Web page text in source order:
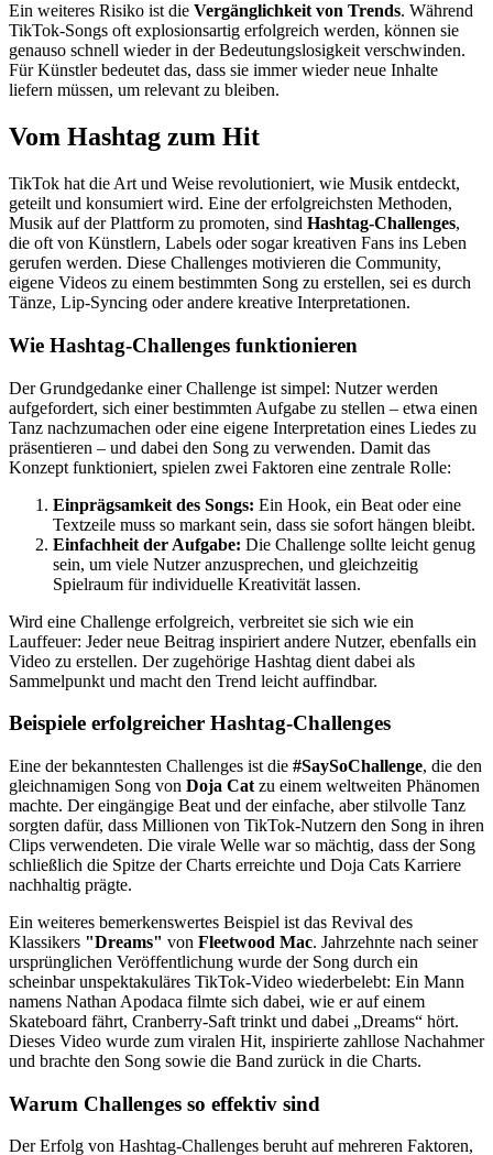
Ein weiteres Risiko ist die Vergänglichkeit von Trends. Während
TikTok-Songs oft explosionsartig erfolgreich werden, können sie
genauso schnell wieder in der Bedeutungslosigkeit verschwinden.
Für Künstler bedeutet das, dass sie immer wieder neue Inhalte
liefern müssen, um relevant zu bleiben.
Vom Hashtag zum Hit
TikTok hat die Art und Weise revolutioniert, wie Musik entdeckt,
geteilt und konsumiert wird. Eine der erfolgreichsten Methoden,
Musik auf der Plattform zu promoten, sind Hashtag-Challenges,
die oft von Künstlern, Labels oder sogar kreativen Fans ins Leben
gerufen werden. Diese Challenges motivieren die Community,
eigene Videos zu einem bestimmten Song zu erstellen, sei es durch
Tänze, Lip-Syncing oder andere kreative Interpretationen.
Wie Hashtag-Challenges funktionieren
Der Grundgedanke einer Challenge ist simpel: Nutzer werden
aufgefordert, sich einer bestimmten Aufgabe zu stellen – etwa einen
Tanz nachzumachen oder eine eigene Interpretation eines Liedes zu
präsentieren – und dabei den Song zu verwenden. Damit das
Konzept funktioniert, spielen zwei Faktoren eine zentrale Rolle:
Einprägsamkeit des Songs: Ein Hook, ein Beat oder eine
Textzeile muss so markant sein, dass sie sofort hängen bleibt.
Einfachheit der Aufgabe: Die Challenge sollte leicht genug
sein, um viele Nutzer anzusprechen, und gleichzeitig
Spielraum für individuelle Kreativität lassen.
Wird eine Challenge erfolgreich, verbreitet sie sich wie ein
Lauffeuer: Jeder neue Beitrag inspiriert andere Nutzer, ebenfalls ein
Video zu erstellen. Der zugehörige Hashtag dient dabei als
Sammelpunkt und macht den Trend leicht auffindbar.
Beispiele erfolgreicher Hashtag-Challenges
Eine der bekanntesten Challenges ist die #SaySoChallenge, die den
gleichnamigen Song von Doja Cat zu einem weltweiten Phänomen
machte. Der eingängige Beat und der einfache, aber stilvolle Tanz
sorgten dafür, dass Millionen von TikTok-Nutzern den Song in ihren
Clips verwendeten. Die virale Welle war so mächtig, dass der Song
schließlich die Spitze der Charts erreichte und Doja Cats Karriere
nachhaltig prägte.
Ein weiteres bemerkenswertes Beispiel ist das Revival des
Klassikers "Dreams" von Fleetwood Mac. Jahrzehnte nach seiner
ursprünglichen Veröffentlichung wurde der Song durch ein
scheinbar unspektakuläres TikTok-Video wiederbelebt: Ein Mann
namens Nathan Apodaca filmte sich dabei, wie er auf einem
Skateboard fährt, Cranberry-Saft trinkt und dabei „Dreams“ hört.
Dieses Video wurde zum viralen Hit, inspirierte zahllose Nachahmer
und brachte den Song sowie die Band zurück in die Charts.
Warum Challenges so effektiv sind
Der Erfolg von Hashtag-Challenges beruht auf mehreren Faktoren,